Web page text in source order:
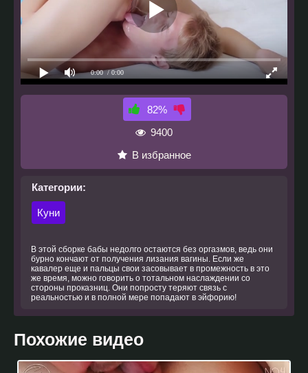
0:00 / 0:00
82%
9400
В избранное
Категории:
Куни
В этой сборке бабы недолго остаются без оргазмов, ведь они
бурно кончают от получения лизания вагины. Если же
кавалер еще и пальцы свои засовывает в промежность в это
же время, можно говорить о тотальном наслаждении со
стороны проказниц. Они попросту теряют связь с
реальностью и в полной мере попадают в эйфорию!
Похожие видео